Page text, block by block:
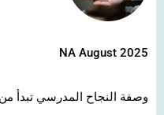
NA August 2025
وصفة النجاح المدرسي تبدأ